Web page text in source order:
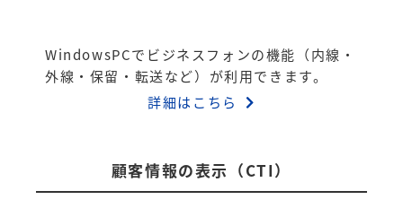
WindowsPCでビジネスフォンの機能（内線・
外線・保留・転送など）が利用できます。
詳細はこちら
顧客情報の表示（CTI）